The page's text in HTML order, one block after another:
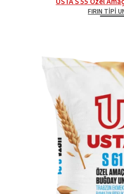
FIRIN TIPI